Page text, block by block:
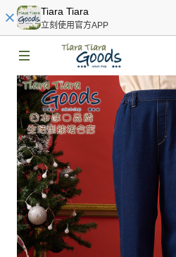
Tiara Tiara
立刻使用官方APP